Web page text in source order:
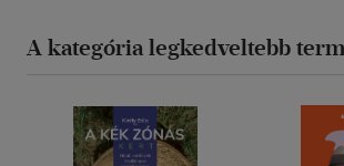
A kategória legkedveltebb